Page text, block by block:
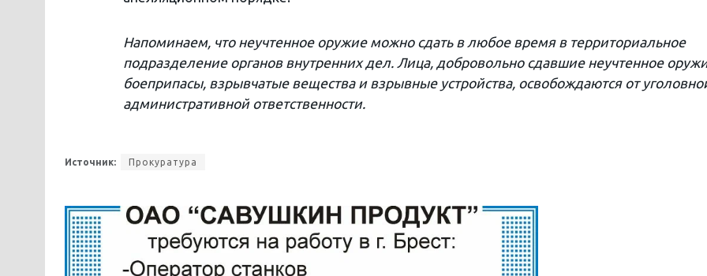
Напоминаем, что неучтенное оружие можно сдать в любое время в территориальное
подразделение органов внутренних дел. Лица, добровольно сдавшие неучтенное
боеприпасы, взрывчатые вещества и взрывные устройства, освобождаются от
административной ответственности.
Источник: Прокуратура